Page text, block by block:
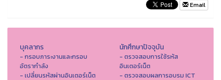
Email
บุคลากร
- กรอบภาระงานและกรอบ
อัตรากำลัง
- เปลี่ยนรหัสผ่านอินเตอร์เน็ต
นักศึกษาปัจจุบัน
- ตรวจสอบการใช้รหัส
อินเตอร์เน็ต
- ตรวจสอบผลการอบรม ICT